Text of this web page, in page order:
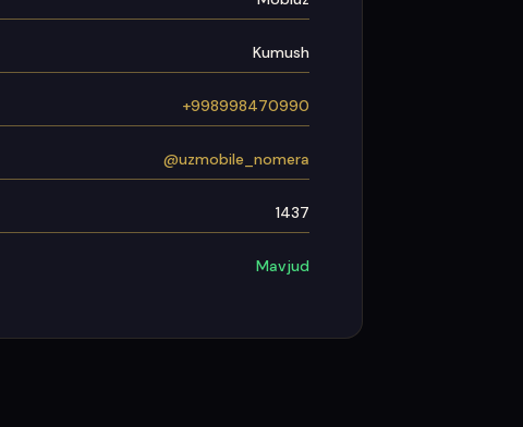
Kumush
+998998470990
@uzmobile_nomera
1437
Mavjud